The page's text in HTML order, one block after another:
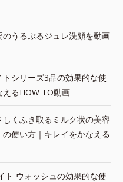
のうるぷるジュレ洗顔を動画
トシリーズ3品の効果的な使
るHOW TO動画
しくふき取るミルク状の美容
使い方｜キレイをかなえる
ト ウォッシュの効果的な使